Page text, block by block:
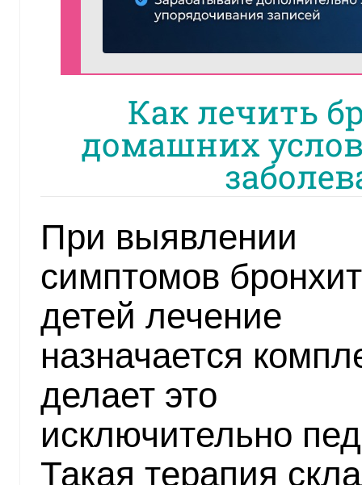
Как лечить
домашних
При выявлении
симптомов
детей лечение
назначается
делает это
исключительно
Такая терапия